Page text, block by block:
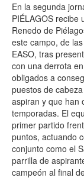
En la segunda
PIÉLAGOS recibe
Renedo de
este campo, de
EASO, tras
con una derrota
obligados a
puestos de
aspiran y que han
temporadas. El
primer partido
puntos, actuando
conjunto como el
parrilla de
campeón al final